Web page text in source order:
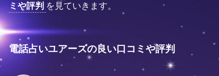
ミや評判 を見ていきます。
電話占いユアーズの良い口コミや評判